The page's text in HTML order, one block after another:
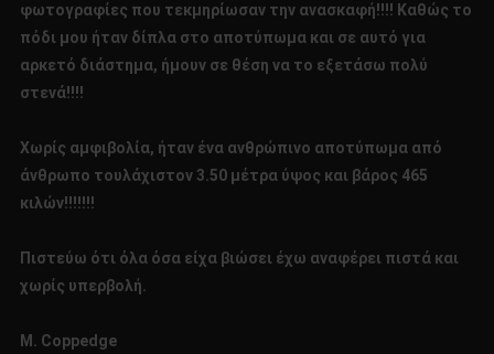
φωτογραφίες που τεκμηρίωσαν την ανασκαφή!!!! Καθώς το
πόδι μου ήταν δίπλα στο αποτύπωμα και σε αυτό για
αρκετό διάστημα, ήμουν σε θέση να το εξετάσω πολύ
στενά!!!!
Χωρίς αμφιβολία, ήταν ένα ανθρώπινο αποτύπωμα από
άνθρωπο τουλάχιστον 3.50 μέτρα ύψος και βάρος 465
κιλών!!!!!!!
Πιστεύω ότι όλα όσα είχα βιώσει έχω αναφέρει πιστά και
χωρίς υπερβολή.
Μ. Coppedge